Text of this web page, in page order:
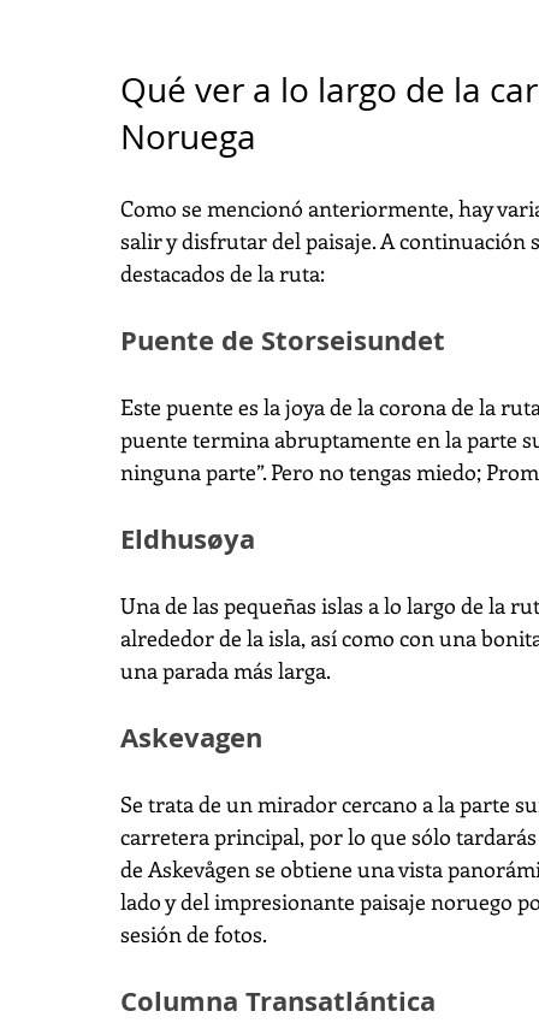
Qué ver a lo largo de la
Noruega
Como se mencionó anteriormente, hay
salir y disfrutar del paisaje. A continuación
destacados de la ruta:
Puente de Storseisundet
Este puente es la joya de la corona de la
puente termina abruptamente en la parte
ninguna parte”. Pero no tengas miedo;
Eldhusøya
Una de las pequeñas islas a lo largo de la
alrededor de la isla, así como con una
una parada más larga.
Askevagen
Se trata de un mirador cercano a la parte
carretera principal, por lo que sólo
de Askevågen se obtiene una vista
lado y del impresionante paisaje noruego
sesión de fotos.
Columna Transatlántica